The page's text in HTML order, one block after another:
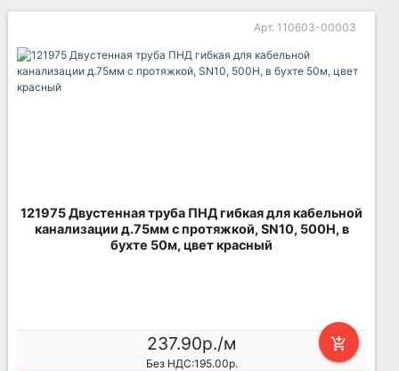
Арт. 110603-00003
121975 Двустенная труба ПНД гибкая для кабельной
канализации д.75мм с протяжкой, SN10, 500Н, в
бухте 50м, цвет красный
add_shopping_cart
237.90р./м
Без НДС:195.00р.